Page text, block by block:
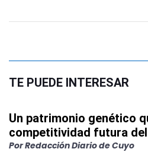
TE PUEDE INTERESAR
Un patrimonio genético
competitividad futura
PorRedacción Diario de Cuyo